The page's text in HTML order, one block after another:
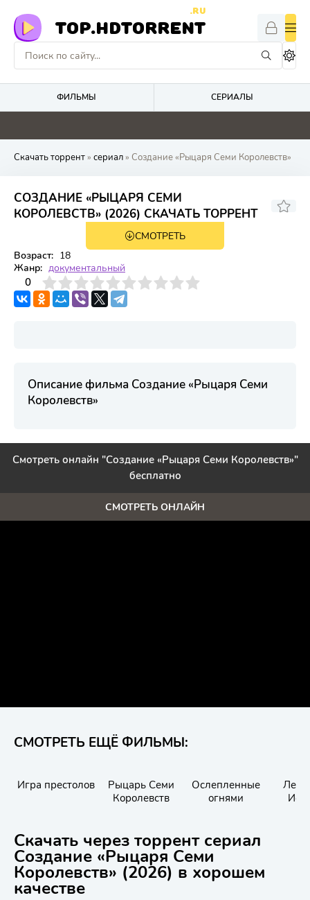
TOP.HDTORRENT
.RU
ФИЛЬМЫ СЕРИАЛЫ
0 4.1 0 3.3
Скачать торрент» сериал» Создание «Рыцаря Семи Королевств»
СОЗДАНИЕ «РЫЦАРЯ СЕМИ
КОРОЛЕВСТВ» (2026) СКАЧАТЬ ТОРРЕНТ
1 сезон 2 серияСМОТРЕТЬ
Возраст: 18
Жанр: документальный
0
4 6 7 8 9 10
Описание фильма Создание «Рыцаря Семи
Королевств»
Смотреть онлайн "Создание «Рыцаря Семи Королевств»"
бесплатно
СМОТРЕТЬ ОНЛАЙН
СМОТРЕТЬ ЕЩЁ ФИЛЬМЫ:
Игра престолов
Рыцарь Семи
Королевств
Ослепленные
огнями
Скачать через торрент сериал
Создание «Рыцаря Семи
Королевств» (2026) в хорошем
качестве